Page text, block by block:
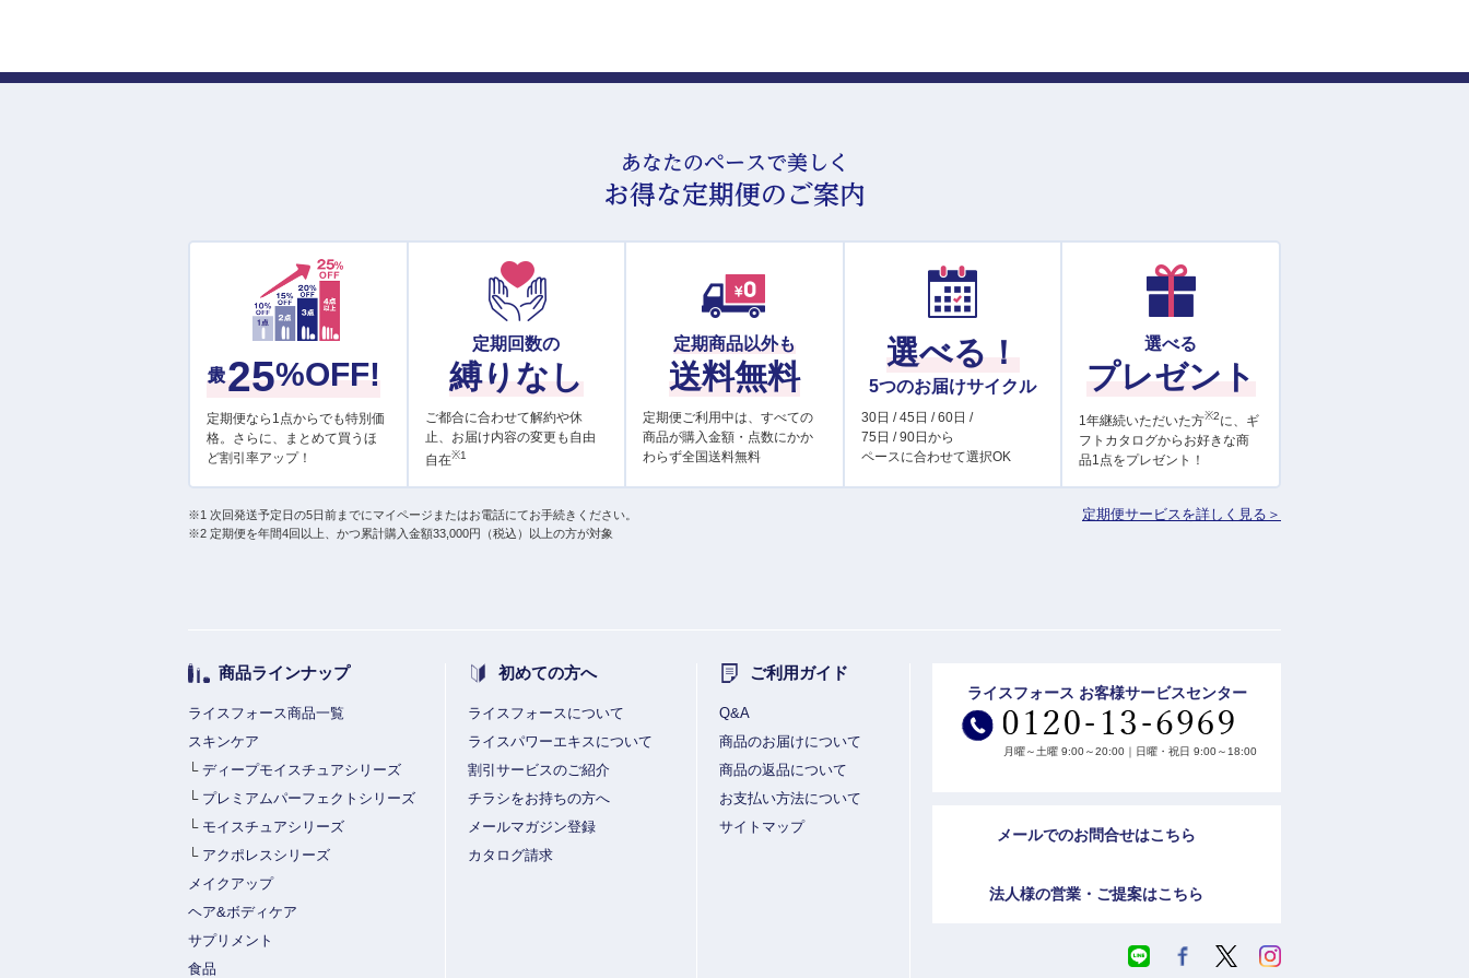
あなたのペースで美しく
お得な定期便のご案内
25%OFF!
定期便なら1点からでも特別価
格。さらに、まとめて買うほ
ど割引率アップ！
定期回数の
縛りなし
ご都合に合わせて解約や休
止、お届け内容の変更も自由
自在※1
定期商品以外も
送料無料
定期便ご利用中は、すべての
商品が購入金額・点数にかか
わらず全国送料無料
選べる！
5つのお届けサイクル
30日 / 45日 / 60日 /
75日 / 90日から
ペースに合わせて選択OK
選べる
プレゼント
1年継続いただいた方※2に、ギ
フトカタログからお好きな商
品1点をプレゼント！
※1 次回発送予定日の5日前までにマイページまたはお電話にてお手続きください。
※2 定期便を年間4回以上、かつ累計購入金額33,000円（税込）以上の方が対象
定期便サービスを詳しく見る＞
商品ラインナップ
ライスフォース商品一覧
スキンケア
└ ディープモイスチュアシリーズ
└ プレミアムパーフェクトシリーズ
└ モイスチュアシリーズ
└ アクポレスシリーズ
メイクアップ
ヘア&ボディケア
サプリメント
食品
初めての方へ
ライスフォースについて
ライスパワーエキスについて
割引サービスのご紹介
チラシをお持ちの方へ
メールマガジン登録
カタログ請求
ご利用ガイド
Q&A
商品のお届けについて
商品の返品について
お支払い方法について
サイトマップ
ライスフォース お客様サービスセンター
月曜～土曜 9:00～20:00｜日曜・祝日 9:00～18:00
メールでのお問合せはこちら
法人様の営業・ご提案はこちら